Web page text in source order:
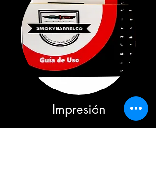
Impresión